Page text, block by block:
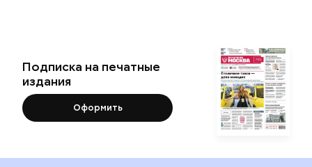
Подписка на печатные
издания
Оформить